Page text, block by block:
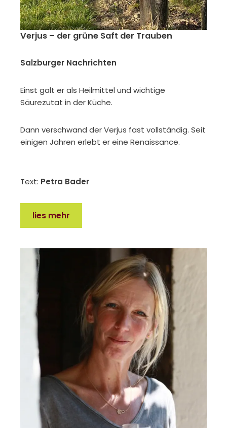
Verjus – der grüne Saft der Trauben
Salzburger Nachrichten
Einst galt er als Heilmittel und wichtige
Säurezutat in der Küche.
Dann verschwand der Verjus fast vollständig. Seit
einigen Jahren erlebt er eine Renaissance.
Text: Petra Bader
lies mehr